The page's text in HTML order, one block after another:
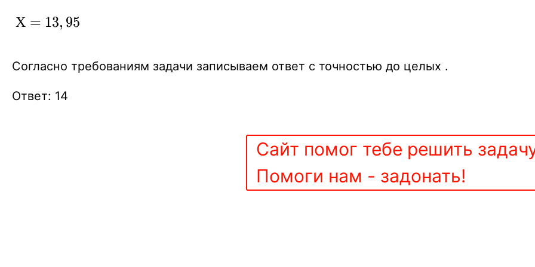
Х=13,95
Х = 13, 95
Согласно требованиям задачи записываем ответ с точностью до целых .
Ответ: 14
Сайт помог тебе решить
Помоги нам - задонать!